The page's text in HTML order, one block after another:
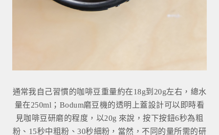
通常我自己習慣的咖啡豆重量約在18g到20g左右，總水
量在250ml；Bodum磨豆機的透明上蓋設計可以即時看
見咖啡豆研磨的程度，以20g 來說，按下按鈕6秒為粗
粉、15秒中粗粉、30秒細粉，當然，不同的量所需的研